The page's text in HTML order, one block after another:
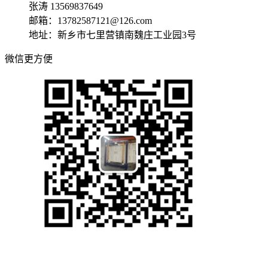
张涛 13569837649
邮箱：13782587121@126.com
地址：新乡市七里营镇南魏庄工业园3号
微信更方便